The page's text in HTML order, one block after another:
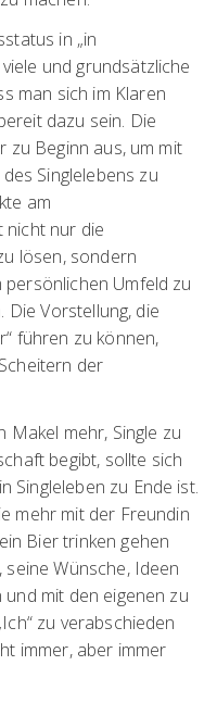
in „in
und grundsätzliche
man sich im Klaren
dazu sein. Die
zu Beginn aus, um mit
Singlelebens zu
am
nicht nur die
lösen, sondern
Umfeld zu
Die Vorstellung, die
führen zu können,
der
Makel mehr, Single zu
begibt, sollte sich
Singleleben zu Ende ist.
mehr mit der Freundin
Bier trinken gehen
Wünsche, Ideen
mit den eigenen zu
zu verabschieden
immer, aber immer